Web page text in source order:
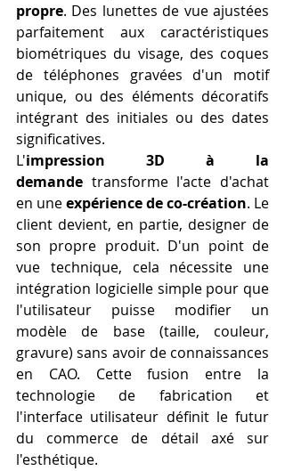
propre. Des lunettes de vue ajustées
parfaitement aux caractéristiques
biométriques du visage, des coques
de téléphones gravées d'un motif
unique, ou des éléments décoratifs
intégrant des initiales ou des dates
significatives.
L'impression 3D à la
demande transforme l'acte d'achat
en une expérience de co-création. Le
client devient, en partie, designer de
son propre produit. D'un point de
vue technique, cela nécessite une
intégration logicielle simple pour que
l'utilisateur puisse modifier un
modèle de base (taille, couleur,
gravure) sans avoir de connaissances
en CAO. Cette fusion entre la
technologie de fabrication et
l'interface utilisateur définit le futur
du commerce de détail axé sur
l'esthétique.